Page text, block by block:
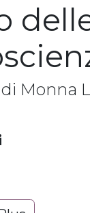
Monna